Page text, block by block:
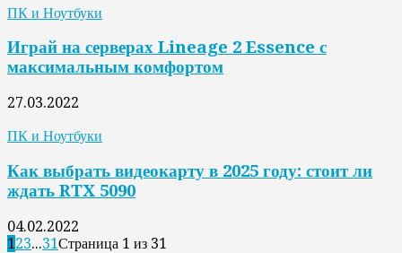
ПК и Ноутбуки
Играй на серверах Lineage 2 Essence с
максимальным комфортом
27.03.2022
ПК и Ноутбуки
Как выбрать видеокарту в 2025 году: стоит ли
ждать RTX 5090
04.02.2022
1 23...31Страница 1 из 31